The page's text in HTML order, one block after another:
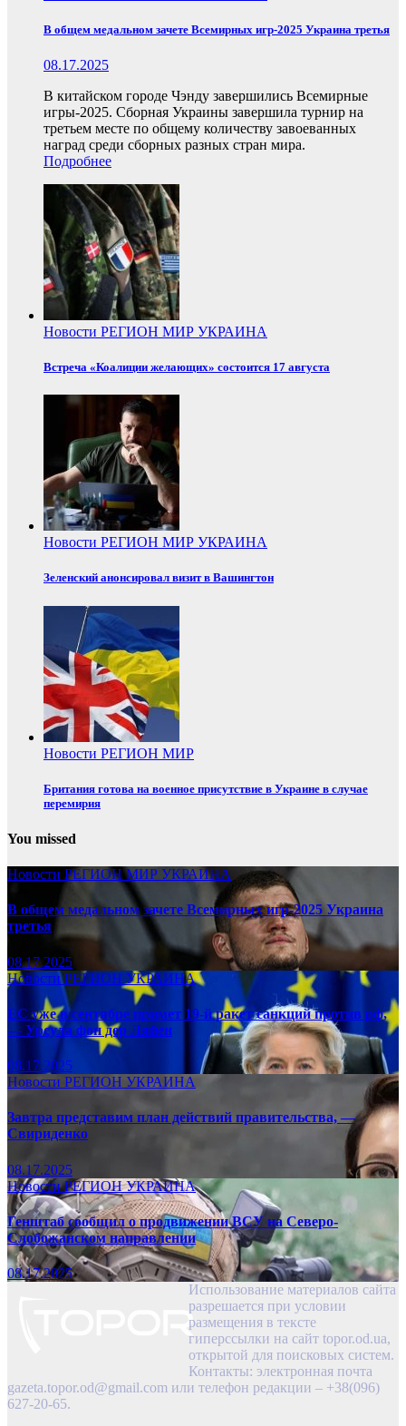
В общем медальном зачете Всемирных игр-2025 Украина третья
08.17.2025
В китайском городе Чэнду завершились Всемирные
игры-2025. Сборная Украины завершила турнир на
третьем месте по общему количеству завоеванных
наград среди сборных разных стран мира.
Подробнее
Новости РЕГИОН МИР УКРАИНА
Встреча «Коалиции желающих» состоится 17 августа
Новости РЕГИОН МИР УКРАИНА
Зеленский анонсировал визит в Вашингтон
Новости РЕГИОН МИР
Британия готова на военное присутствие в Украине в случае
перемирия
You missed
Новости РЕГИОНМИР УКРАИНА
В общем медальном зачете Всемирных игр-2025 Украина
третья
08.17.2025
НовостиРЕГИОНУКРАИНА
ЕС уже в сентябре примет 19-й ракет санкций против рф,
— Урсула фон дер Ляйен
08.17.2025
Новости РЕГИОН УКРАИНА
Завтра представим план действий правительства, —
Свириденко
08.17.2025
НовостиРЕГИОНУКРАИНА
Генштаб сообщил о продвижении ВСУ на Северо-
Слобожанском направлении
08.17.2025
Использование материалов сайта
разрешается при условии
размещения в тексте
гиперссылки на сайт topor.od.ua,
открытой для поисковых систем.
Контакты: электронная почта
gazeta.topor.od@gmail.com или телефон редакции – +38(096)
627-20-65.